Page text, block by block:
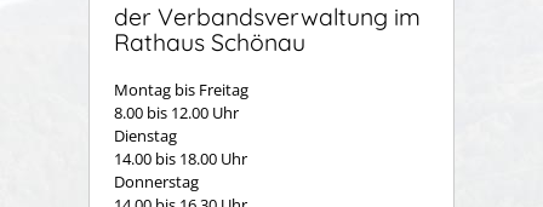
der Verbandsverwaltung im
Rathaus Schönau
Montag bis Freitag
8.00 bis 12.00 Uhr
Dienstag
14.00 bis 18.00 Uhr
Donnerstag